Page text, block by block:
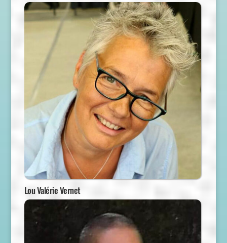
Lou Valérie Vernet